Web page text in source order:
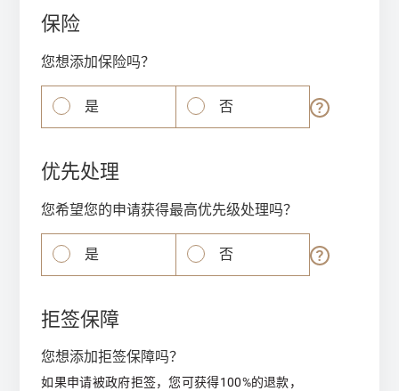
保险
您想添加保险吗？
是 否
优先处理
您希望您的申请获得最高优先级处理吗？
是 否
拒签保障
您想添加拒签保障吗？
如果申请被政府拒签，您可获得100%的退款，